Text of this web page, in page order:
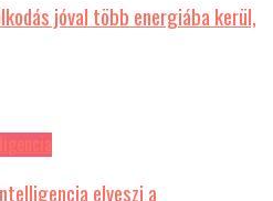
jóval több energiába kerül,
elveszi a